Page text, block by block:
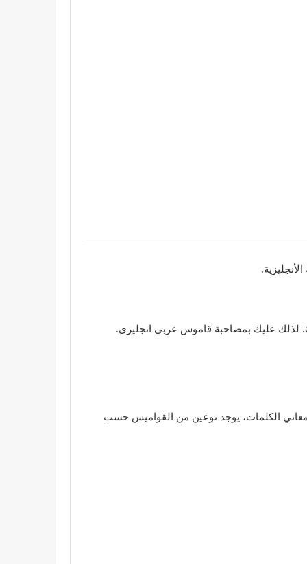
لذلك عليك بمصاحبة قاموس عربي انجليزى.
معاني الكلمات، يوجد نوعين من القواميس حسب